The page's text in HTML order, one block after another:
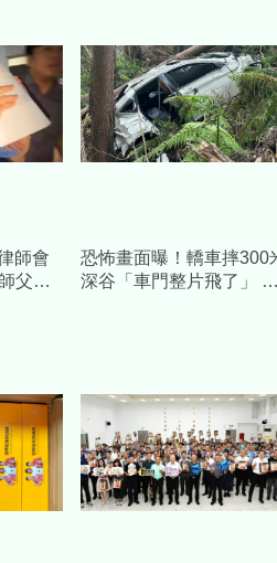
師會
父」
恐怖畫面曝！轎車摔300
深谷「車門整片飛了」 割